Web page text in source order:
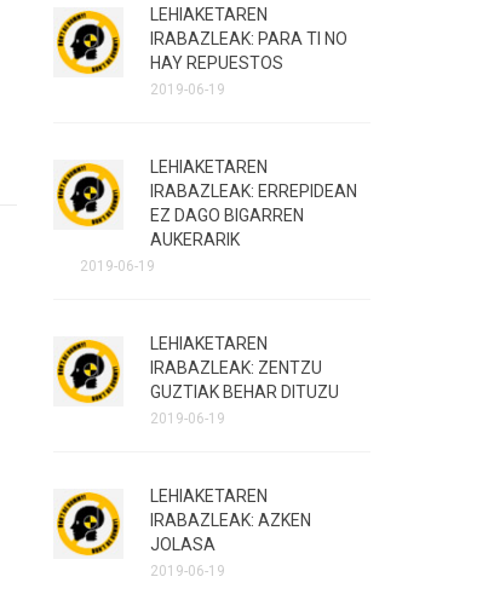
LEHIAKETAREN
IRABAZLEAK: PARA TI NO
HAY REPUESTOS
2019-06-19
LEHIAKETAREN
IRABAZLEAK: ERREPIDEAN
EZ DAGO BIGARREN
AUKERARIK
2019-06-19
LEHIAKETAREN
IRABAZLEAK: ZENTZU
GUZTIAK BEHAR DITUZU
2019-06-19
LEHIAKETAREN
IRABAZLEAK: AZKEN
JOLASA
2019-06-19